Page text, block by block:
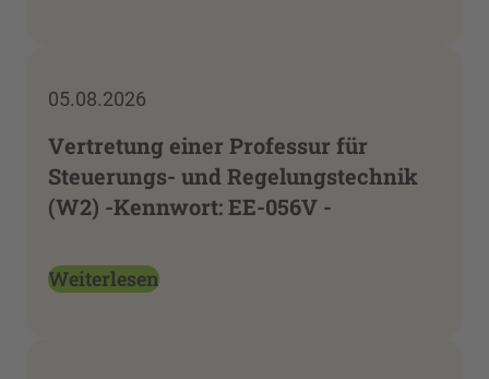
05.08.2026
Vertretung einer Professur für
Steuerungs- und Regelungstechnik
(W2) -Kennwort: EE-056V -
Weiterlesen